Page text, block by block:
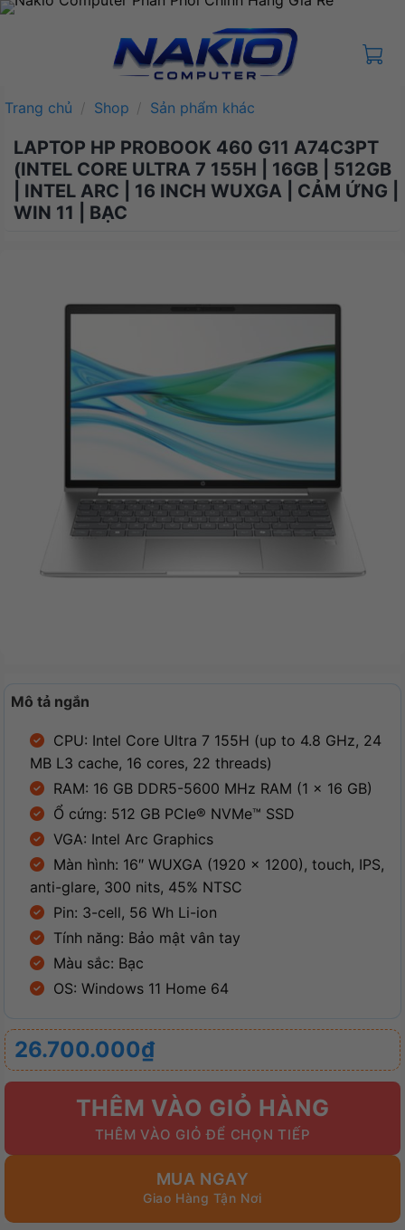
Bỏ
Trang chủ / Shop / Sản phẩm khác
LAPTOP HP PROBOOK 460 G11 A74C3PT
(INTEL CORE ULTRA 7 155H | 16GB | 512GB
| INTEL ARC | 16 INCH WUXGA | CẢM ỨNG |
WIN 11 | BẠC
Mô tả ngắn
CPU: Intel Core Ultra 7 155H (up to 4.8 GHz, 24
MB L3 cache, 16 cores, 22 threads)
RAM: 16 GB DDR5-5600 MHz RAM (1 x 16 GB)
Ổ cứng: 512 GB PCIe® NVMe™ SSD
VGA: Intel Arc Graphics
Màn hình: 16″ WUXGA (1920 x 1200), touch, IPS,
anti-glare, 300 nits, 45% NTSC
Pin: 3-cell, 56 Wh Li-ion
Tính năng: Bảo mật vân tay
Màu sắc: Bạc
OS: Windows 11 Home 64
26.700.000₫
THÊM VÀO GIỎ HÀNG
MUA NGAY